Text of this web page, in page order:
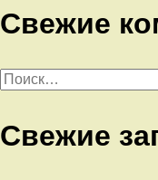
Свежие
Найти:
Свежие